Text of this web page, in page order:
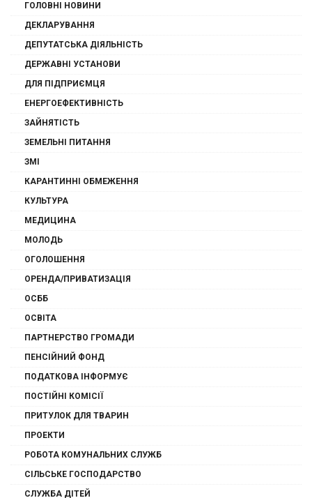
ГОЛОВНІ НОВИНИ
ДЕКЛАРУВАННЯ
ДЕПУТАТСЬКА ДІЯЛЬНІСТЬ
ДЕРЖАВНІ УСТАНОВИ
ДЛЯ ПІДПРИЄМЦЯ
ЕНЕРГОЕФЕКТИВНІСТЬ
ЗАЙНЯТІСТЬ
ЗЕМЕЛЬНІ ПИТАННЯ
ЗМІ
КАРАНТИННІ ОБМЕЖЕННЯ
КУЛЬТУРА
МЕДИЦИНА
МОЛОДЬ
ОГОЛОШЕННЯ
ОРЕНДА/ПРИВАТИЗАЦІЯ
ОСББ
ОСВІТА
ПАРТНЕРСТВО ГРОМАДИ
ПЕНСІЙНИЙ ФОНД
ПОДАТКОВА ІНФОРМУЄ
ПОСТІЙНІ КОМІСІЇ
ПРИТУЛОК ДЛЯ ТВАРИН
ПРОЕКТИ
РОБОТА КОМУНАЛЬНИХ СЛУЖБ
СІЛЬСЬКЕ ГОСПОДАРСТВО
СЛУЖБА ДІТЕЙ